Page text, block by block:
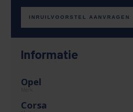
INRUILVOORSTEL AANVRAGEN
Informatie
Opel
Corsa